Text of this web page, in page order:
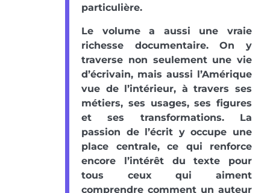
particulière.
Le volume a aussi une vraie
richesse documentaire. On y
traverse non seulement une vie
d’écrivain, mais aussi l’Amérique
vue de l’intérieur, à travers ses
métiers, ses usages, ses figures
et ses transformations. La
passion de l’écrit y occupe une
place centrale, ce qui renforce
encore l’intérêt du texte pour
tous ceux qui aiment
comprendre comment un auteur